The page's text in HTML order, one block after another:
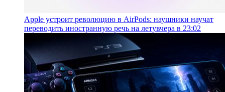
Apple устроит революцию в AirPods: наушники научат
переводить иностранную речь на летувчера в 23:02